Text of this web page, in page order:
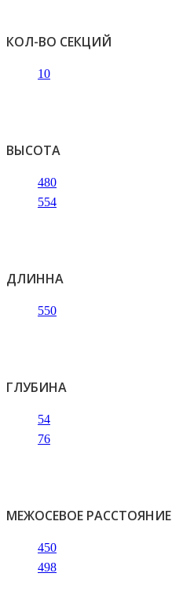
КОЛ-ВО СЕКЦИЙ
10
ВЫСОТА
480
554
ДЛИННА
550
ГЛУБИНА
54
76
МЕЖОСЕВОЕ РАССТОЯНИЕ
450
498